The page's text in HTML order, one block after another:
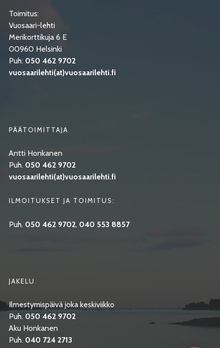
Toimitus:
Vuosaari-lehti
Merikorttikuja 6 E
00960 Helsinki
Puh: 050 462 9702
vuosaarilehti(at)vuosaarilehti.fi
PÄÄTOIMITTAJA
Antti Honkanen
Puh. 050 462 9702
vuosaarilehti(at)vuosaarilehti.fi
ILMOITUKSET JA TOIMITUS:
Puh. 050 462 9702, 040 553 8857
JAKELU
Ilmestymispäivä joka keskiviikko
Puh. 050 462 9702
Aku Honkanen
Puh. 040 724 2713